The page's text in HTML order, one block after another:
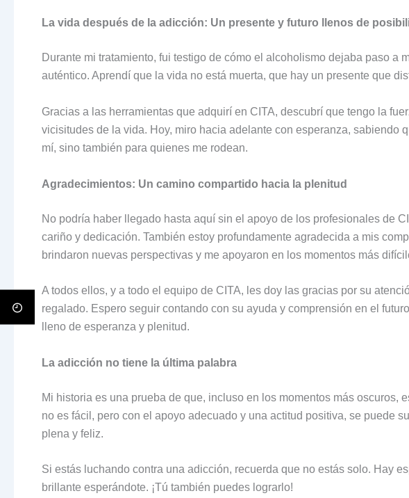
La vida después de la adicción: Un presente y futuro llenos de
Durante mi tratamiento, fui testigo de cómo el alcoholismo dejaba paso a
auténtico. Aprendí que la vida no está muerta, que hay un presente que
Gracias a las herramientas que adquirí en CITA, descubrí que tengo la
vicisitudes de la vida. Hoy, miro hacia adelante con esperanza, sabiendo
mí, sino también para quienes me rodean.
Agradecimientos: Un camino compartido hacia la plenitud
No podría haber llegado hasta aquí sin el apoyo de los profesionales de
cariño y dedicación. También estoy profundamente agradecida a mis
brindaron nuevas perspectivas y me apoyaron en los momentos más
A todos ellos, y a todo el equipo de CITA, les doy las gracias por su
regalado. Espero seguir contando con su ayuda y comprensión en el
lleno de esperanza y plenitud.
La adicción no tiene la última palabra
Mi historia es una prueba de que, incluso en los momentos más oscuros,
no es fácil, pero con el apoyo adecuado y una actitud positiva, se puede
plena y feliz.
Si estás luchando contra una adicción, recuerda que no estás solo. Hay
brillante esperándote. ¡Tú también puedes lograrlo!